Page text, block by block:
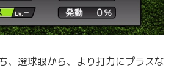
、選球眼から、より打力にプラスな